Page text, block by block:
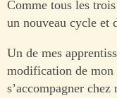
Comme tous les
un nouveau cycle et
Un de mes
modification de
s’accompagner